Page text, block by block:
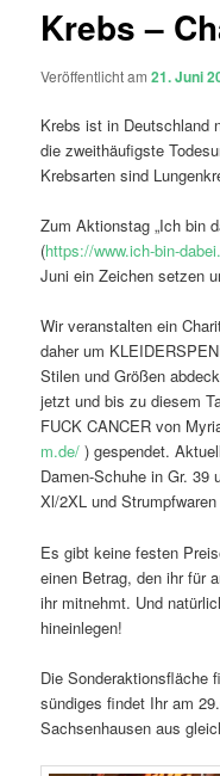
Krebs –
Veröffentlicht am21. Juni
Krebs ist in Deutschland
die zweithäufigste
Krebsarten sind
Zum Aktionstag „Ich bin
(https://www.ich-bin-
Juni ein Zeichen setzen
Wir veranstalten ein
daher um
Stilen und Größen
jetzt und bis zu diesem
FUCK CANCER von
m.de/ ) gespendet.
Damen-Schuhe in Gr. 39
Xl/2XL und
Es gibt keine festen
einen Betrag, den ihr für
ihr mitnehmt. Und
hineinlegen!
Die Sonderaktionsfläche
sündiges findet Ihr am
Sachsenhausen aus